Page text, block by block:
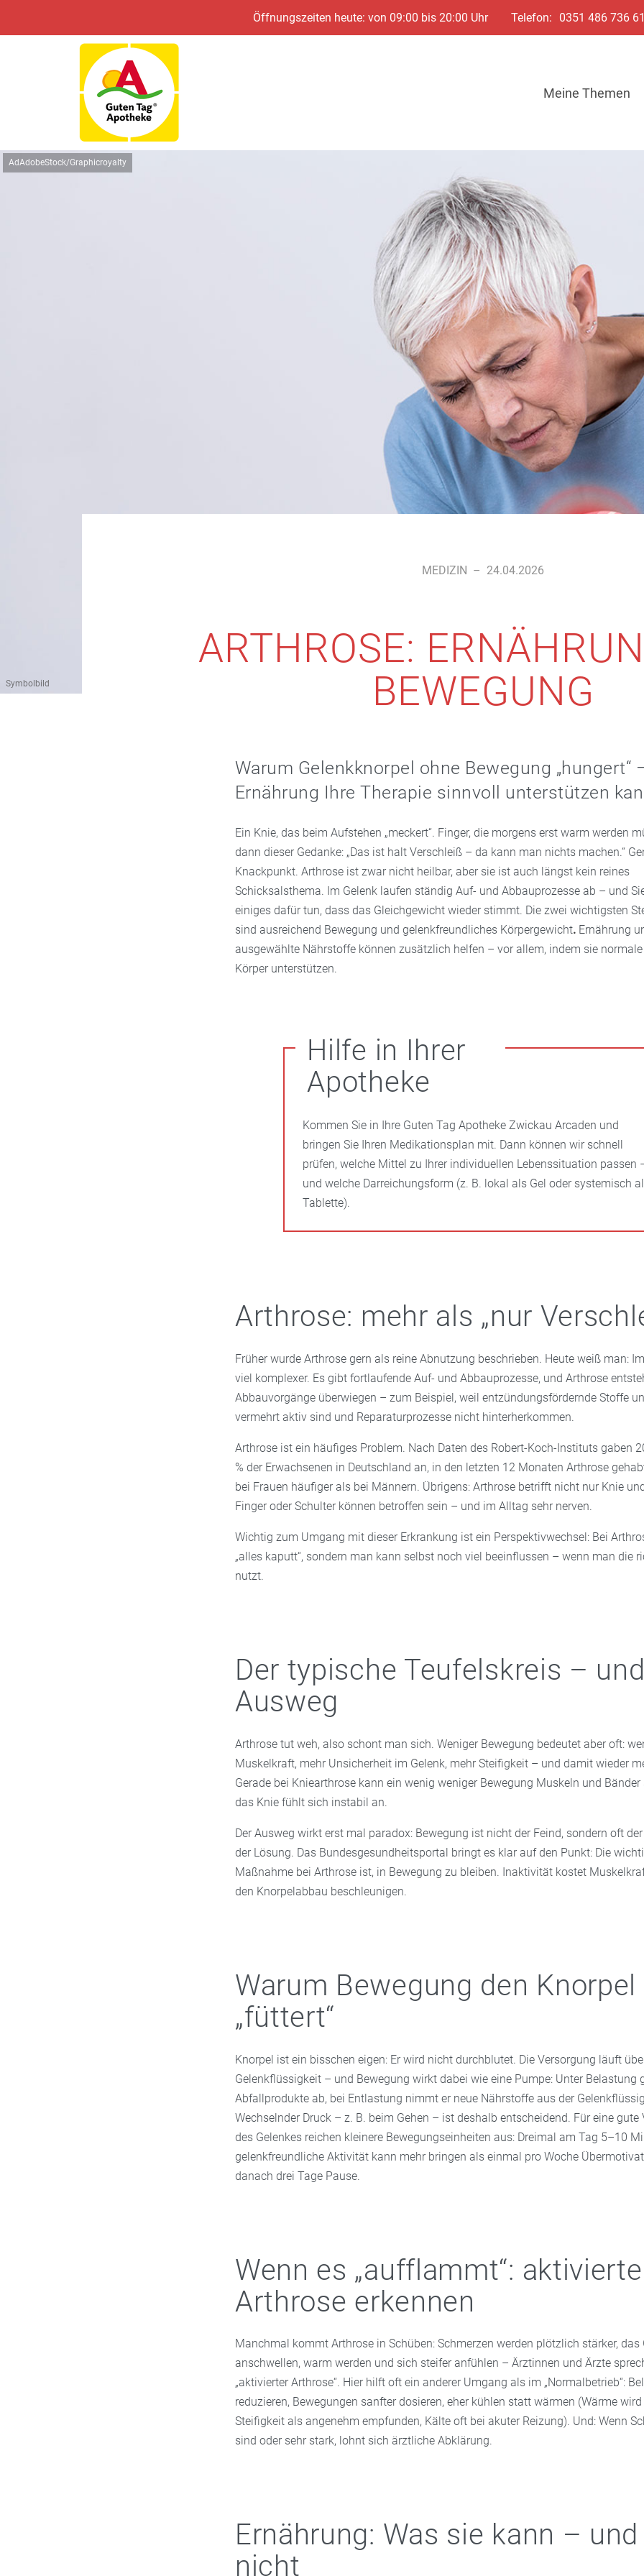
Öffnungszeiten heute: von 09:00 bis 20:00 Uhr Telefon: 0351 486 736
Meine Themen
AdAdobeStock/Graphicroyalty
Symbolbild
MEDIZIN – 24.04.2026
ARTHROSE:
BEWEGUNG
Warum Gelenkknorpel ohne Bewegung „hungert“
Ernährung Ihre Therapie sinnvoll unterstützen
Ein Knie, das beim Aufstehen „meckert“. Finger, die morgens erst warm werden
dann dieser Gedanke: „Das ist halt Verschleiß – da kann man nichts machen.“
Knackpunkt. Arthrose ist zwar nicht heilbar, aber sie ist auch längst kein reines
Schicksalsthema. Im Gelenk laufen ständig Auf- und Abbauprozesse ab – und
einiges dafür tun, dass das Gleichgewicht wieder stimmt. Die zwei wichtigsten
sind ausreichend Bewegung und gelenkfreundliches Körpergewicht.Ernährung
ausgewählte Nährstoffe können zusätzlich helfen – vor allem, indem sie
Körper unterstützen.
Hilfe in Ihrer
Apotheke
Kommen Sie in Ihre Guten Tag Apotheke Zwickau Arcaden und
bringen Sie Ihren Medikationsplan mit. Dann können wir schnell
prüfen, welche Mittel zu Ihrer individuellen Lebenssituation passen
und welche Darreichungsform (z. B. lokal als Gel oder systemisch
Tablette).
Arthrose: mehr als „nur
Früher wurde Arthrose gern als reine Abnutzung beschrieben. Heute weiß man:
viel komplexer. Es gibt fortlaufende Auf- und Abbauprozesse, und Arthrose
Abbauvorgänge überwiegen – zum Beispiel, weil entzündungsfördernde Stoffe
vermehrt aktiv sind und Reparaturprozesse nicht hinterherkommen.
Arthrose ist ein häufiges Problem. Nach Daten des Robert-Koch-Instituts gaben
% der Erwachsenen in Deutschland an, in den letzten 12 Monaten Arthrose
bei Frauen häufiger als bei Männern. Übrigens: Arthrose betrifft nicht nur Knie
Finger oder Schulter können betroffen sein – und im Alltag sehr nerven.
Wichtig zum Umgang mit dieser Erkrankung ist ein Perspektivwechsel: Bei
„alles kaputt“, sondern man kann selbst noch viel beeinflussen – wenn man die
nutzt.
Der typische Teufelskreis –
Ausweg
Arthrose tut weh, also schont man sich. Weniger Bewegung bedeutet aber oft:
Muskelkraft, mehr Unsicherheit im Gelenk, mehr Steifigkeit – und damit wieder
Gerade bei Kniearthrose kann ein wenig weniger Bewegung Muskeln und
das Knie fühlt sich instabil an.
Der Ausweg wirkt erst mal paradox: Bewegung ist nicht der Feind, sondern oft
der Lösung. Das Bundesgesundheitsportal bringt es klar auf den Punkt: Die
Maßnahme bei Arthrose ist, in Bewegung zu bleiben. Inaktivität kostet
den Knorpelabbau beschleunigen.
Warum Bewegung den Knorpel
„füttert“
Knorpel ist ein bisschen eigen: Er wird nicht durchblutet. Die Versorgung läuft
Gelenkflüssigkeit – und Bewegung wirkt dabei wie eine Pumpe: Unter Belastung
Abfallprodukte ab, bei Entlastung nimmt er neue Nährstoffe aus der
Wechselnder Druck – z. B. beim Gehen – ist deshalb entscheidend. Für eine gute
des Gelenkes reichen kleinere Bewegungseinheiten aus: Dreimal am Tag 5–10
gelenkfreundliche Aktivität kann mehr bringen als einmal pro Woche
danach drei Tage Pause.
Wenn es „aufflammt“: aktivierte
Arthrose erkennen
Manchmal kommt Arthrose in Schüben: Schmerzen werden plötzlich stärker, das
anschwellen, warm werden und sich steifer anfühlen – Ärztinnen und Ärzte
„aktivierter Arthrose“. Hier hilft oft ein anderer Umgang als im „Normalbetrieb“:
reduzieren, Bewegungen sanfter dosieren, eher kühlen statt wärmen (Wärme
Steifigkeit als angenehm empfunden, Kälte oft bei akuter Reizung). Und: Wenn
sind oder sehr stark, lohnt sich ärztliche Abklärung.
Ernährung: Was sie kann –
nicht